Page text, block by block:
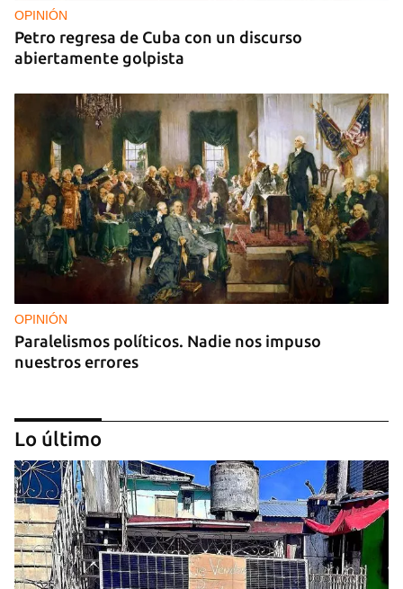
OPINIÓN
Petro regresa de Cuba con un discurso
abiertamente golpista
OPINIÓN
Paralelismos políticos. Nadie nos impuso
nuestros errores
Lo último